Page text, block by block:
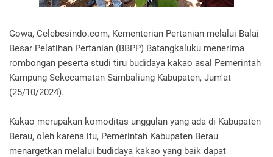
Gowa, Celebesindo.com, Kementerian Pertanian melalui Balai
Besar Pelatihan Pertanian (BBPP) Batangkaluku menerima
rombongan peserta studi tiru budidaya kakao asal Pemerintah
Kampung Sekecamatan Sambaliung Kabupaten, Jum'at
(25/10/2024).
Kakao merupakan komoditas unggulan yang ada di Kabupaten
Berau, oleh karena itu, Pemerintah Kabupaten Berau
menargetkan melalui budidaya kakao yang baik dapat